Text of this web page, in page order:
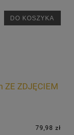
DO KOSZYKA
ZE ZDJĘCIEM
79,98 zł